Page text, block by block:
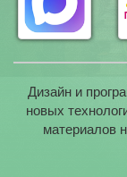
Дизайн и
новых
материалов